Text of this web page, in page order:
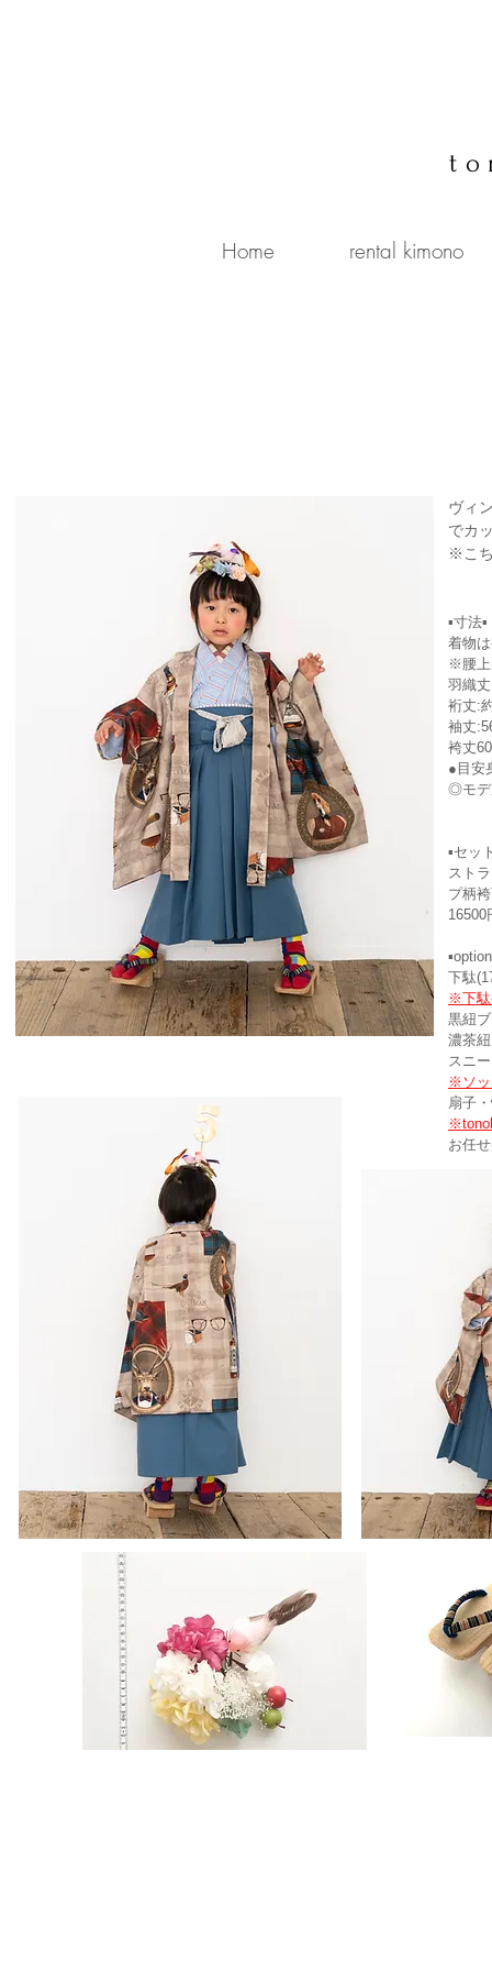
Home rental kimono
ヴィ
でカ
※こ
▪寸法▪
着物
※腰上
羽織
裄丈:
袖丈
袴丈
​●目安
◎モデ
▪セッ
スト
プ柄
16500
下駄
※下駄
黒紐
濃茶
スニ
※ソッ
扇子
お任